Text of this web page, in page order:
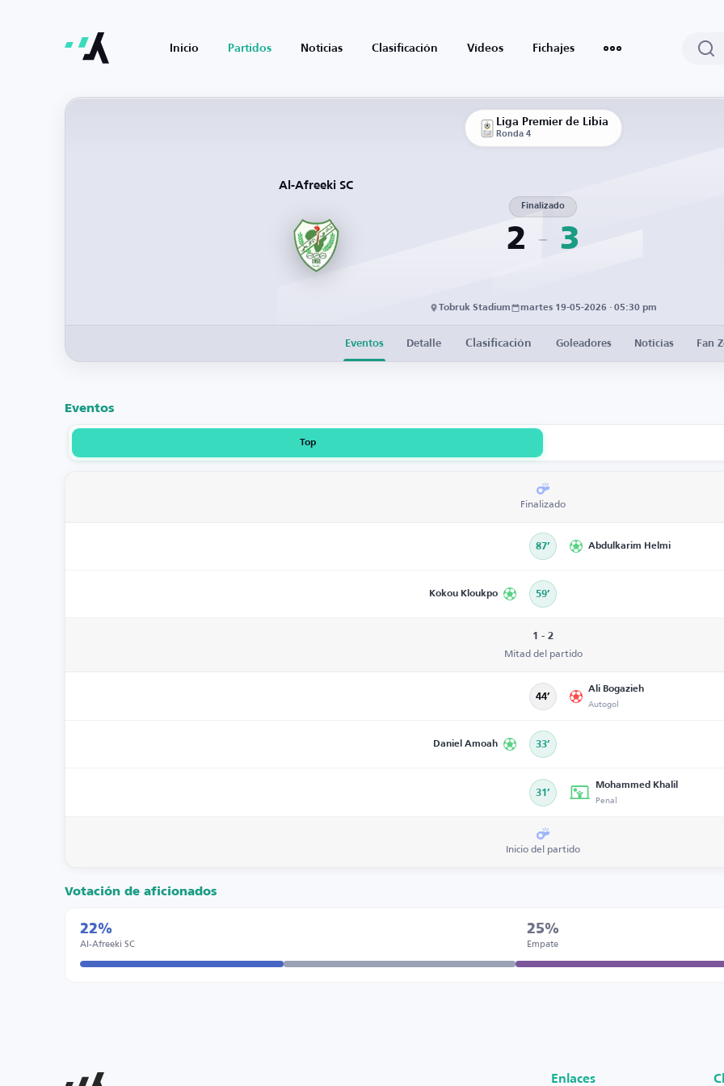
Inicio Partidos Noticias Clasificación Vídeos Fichajes
Liga Premier de Libia
Ronda 4
Al-Afreeki SC
2
Finalizado
3
Tobruk Stadium martes 19-05-2026 · 05:30 pm
Eventos Detalle Clasificación Goleadores Noticias Fan
Eventos
Top
Finalizado
87’ Abdulkarim Helmi
Kokou Kloukpo 59’
1 - 2
Mitad del partido
44’
Ali Bogazieh
Autogol
Daniel Amoah 33’
31’
Mohammed Khalil
Penal
Inicio del partido
Votación de aficionados
22%
Al-Afreeki SC
25%
Empate
Enlaces